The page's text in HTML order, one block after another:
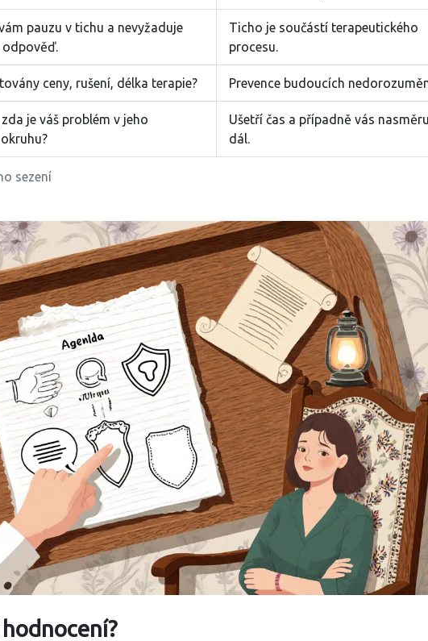
sezení
pauzu v tichu a nevyžaduje
Ticho je součástí terapeutického
procesu.
ceny, rušení, délka terapie? Prevence budoucích
je váš problém v jeho
Ušetří čas a případně vás
dál.